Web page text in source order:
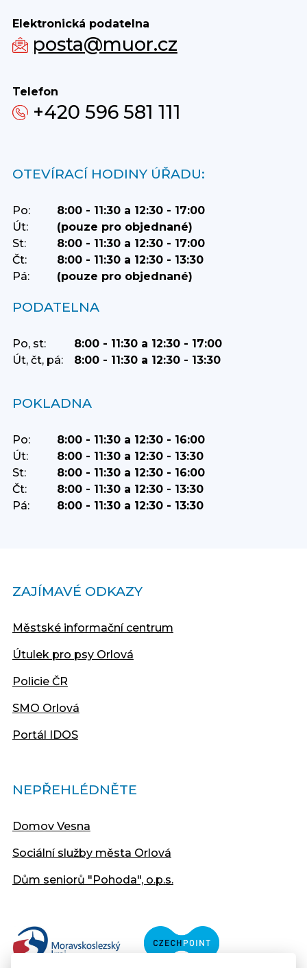
Elektronická podatelna
posta@muor.cz
Telefon
+420 596 581 111
OTEVÍRACÍ HODINY ÚŘADU:
Po:
8:00 - 11:30 a 12:30 - 17:00
Út:
(pouze pro objednané)
St:
8:00 - 11:30 a 12:30 - 17:00
Čt:
8:00 - 11:30 a 12:30 - 13:30
Pá:
(pouze pro objednané)
PODATELNA
Po, st:
8:00 - 11:30 a 12:30 - 17:00
Út, čt, pá:
8:00 - 11:30 a 12:30 - 13:30
POKLADNA
Po:
8:00 - 11:30 a 12:30 - 16:00
Út:
8:00 - 11:30 a 12:30 - 13:30
St:
8:00 - 11:30 a 12:30 - 16:00
Čt:
8:00 - 11:30 a 12:30 - 13:30
Pá:
8:00 - 11:30 a 12:30 - 13:30
ZAJÍMAVÉ ODKAZY
Městské informační centrum
Útulek pro psy Orlová
Policie ČR
SMO Orlová
Portál IDOS
NEPŘEHLÉDNĚTE
Domov Vesna
Sociální služby města Orlová
Dům seniorů "Pohoda", o.p.s.